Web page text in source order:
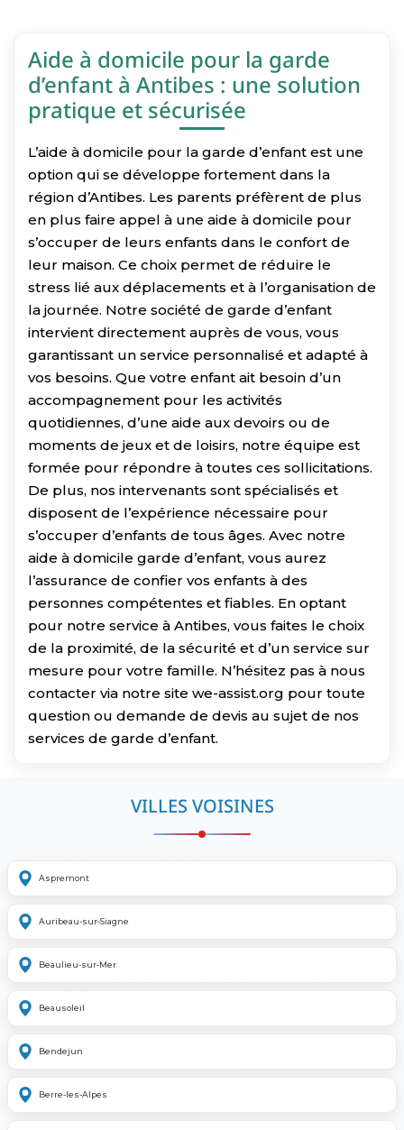
Aide à domicile pour la garde
d’enfant à Antibes : une solution
pratique et sécurisée
L’aide à domicile pour la garde d’enfant est une
option qui se développe fortement dans la
région d’Antibes. Les parents préfèrent de plus
en plus faire appel à une aide à domicile pour
s’occuper de leurs enfants dans le confort de
leur maison. Ce choix permet de réduire le
stress lié aux déplacements et à l’organisation de
la journée. Notre société de garde d’enfant
intervient directement auprès de vous, vous
garantissant un service personnalisé et adapté à
vos besoins. Que votre enfant ait besoin d’un
accompagnement pour les activités
quotidiennes, d’une aide aux devoirs ou de
moments de jeux et de loisirs, notre équipe est
formée pour répondre à toutes ces sollicitations.
De plus, nos intervenants sont spécialisés et
disposent de l’expérience nécessaire pour
s’occuper d’enfants de tous âges. Avec notre
aide à domicile garde d’enfant, vous aurez
l’assurance de confier vos enfants à des
personnes compétentes et fiables. En optant
pour notre service à Antibes, vous faites le choix
de la proximité, de la sécurité et d’un service sur
mesure pour votre famille. N’hésitez pas à nous
contacter via notre site we-assist.org pour toute
question ou demande de devis au sujet de nos
services de garde d’enfant.
VILLES VOISINES
Aspremont
Auribeau-sur-Siagne
Beaulieu-sur-Mer
Beausoleil
Bendejun
Berre-les-Alpes